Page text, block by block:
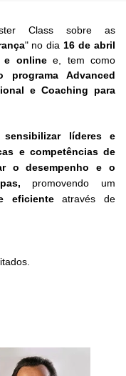
Class sobre as
" no dia 16 de abril
e onlinee, tem como
Advanced
e Coaching para
sensibilizar líderes e
e competências de
o desempenho e o
promovendo um
eficienteatravés de